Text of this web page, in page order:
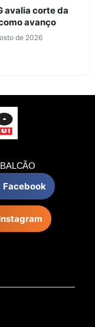
avalia corte da
avanço
de 2026
Facebook